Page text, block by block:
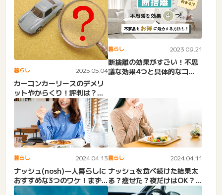
暮らし 2025.05.04
カーコンカーリースのデメリ
ットやからくり！評判は？審
査落ち・保険・車検・中古
暮らし 2023.09.21
断捨離の効果がすごい！不思
議な効果4つと具体的なコ
暮らし 2024.04.13
ナッシュ(nosh)一人暮らしに
おすすめな3つのワケ！まず
い・コスパ悪い？口コ...
暮らし 2024.04.11
ナッシュを食べ続けた結果太
る？痩せた？夜だけはOK？女
性ダイエットブログなどの...